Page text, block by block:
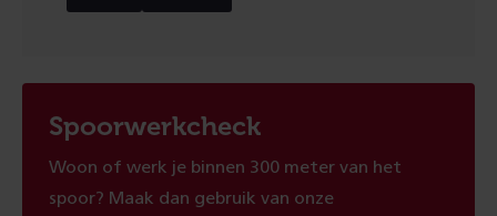
Spoorwerkcheck
Woon of werk je binnen 300 meter van het
spoor? Maak dan gebruik van onze